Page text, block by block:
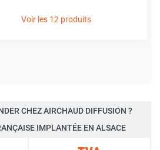
Voir les 12 produits
CHEZ AIRCHAUD DIFFUSION ?
IMPLANTÉE EN ALSACE